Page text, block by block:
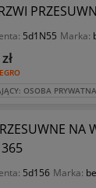
5d1N55 Marka:
zł
OSOBA PRYWATNA
NA
5d156 Marka: